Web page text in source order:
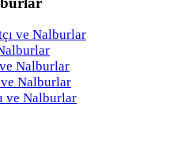
ve Nalburlar
Nalburlar
ve Nalburlar
ve Nalburlar